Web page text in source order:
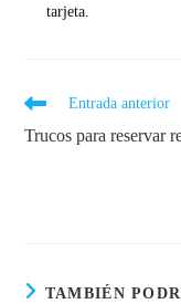
tarjeta.
Entrada anterior
Trucos para reservar
TAMBIÉN